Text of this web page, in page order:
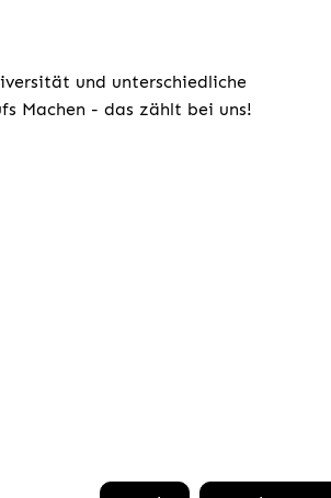
und unterschiedliche
Machen - das zählt bei uns!